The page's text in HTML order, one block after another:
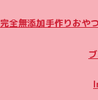
完全無添加手作りおやつ